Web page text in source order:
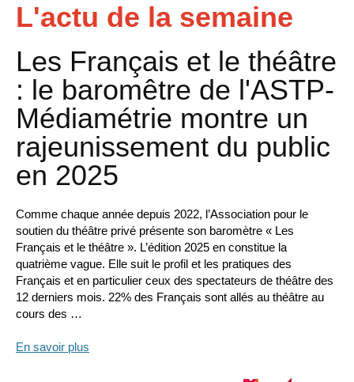
L'actu de la semaine
Les Français et le théâtre
: le baromêtre de l'ASTP-
Médiamétrie montre un
rajeunissement du public
en 2025
Comme chaque année depuis 2022, l’Association pour le
soutien du théâtre privé présente son baromètre « Les
Français et le théâtre ». L’édition 2025 en constitue la
quatrième vague. Elle suit le profil et les pratiques des
Français et en particulier ceux des spectateurs de théâtre des
12 derniers mois. 22% des Français sont allés au théâtre au
cours des …
En savoir plus